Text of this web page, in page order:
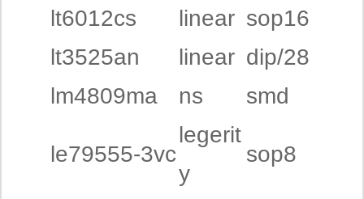
lt6012cs
linear sop16
lt3525an
linear dip/28
lm4809ma
ns smd
le79555-3vc
legerit
y
sop8